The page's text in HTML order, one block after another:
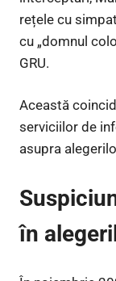
rețele cu
cu „domnul
GRU.
Această
serviciilor de
asupra
în